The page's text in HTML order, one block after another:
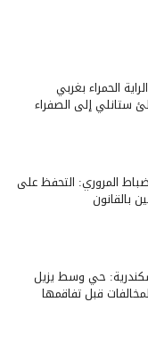
الحمراء بغربي
ستانلي إلى الصفراء
المروري: التحفظ على
حي وسط يزيل
قبل تفاقمها